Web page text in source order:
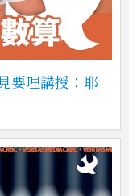
要理講授：耶